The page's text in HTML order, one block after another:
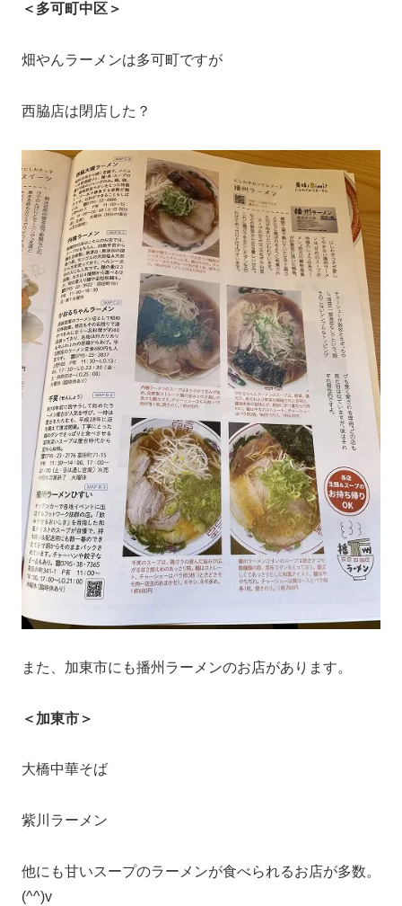
＜多可町中区＞
畑やんラーメンは多可町ですが
西脇店は閉店した？
また、加東市にも播州ラーメンのお店があります。
＜加東市＞
大橋中華そば
紫川ラーメン
他にも甘いスープのラーメンが食べられるお店が多数。
(^^)v